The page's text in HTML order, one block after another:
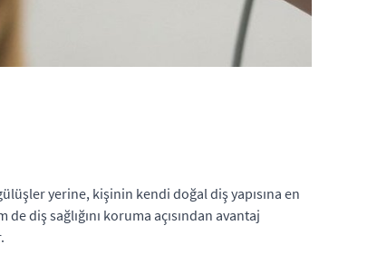
yerine, kişinin kendi doğal diş yapısına en
diş sağlığını koruma açısından avantaj